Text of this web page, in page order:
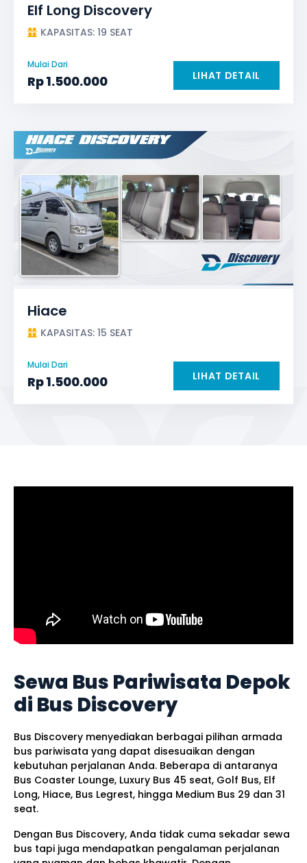
Elf Long Discovery
KAPASITAS: 19 SEAT
Mulai Dari
Rp1.500.000 LIHAT DETAIL
Hiace
KAPASITAS: 15 SEAT
Mulai Dari
Rp1.500.000 LIHAT DETAIL
Sewa Bus Pariwisata Depok
di Bus Discovery
Bus Discovery menyediakan berbagai pilihan armada
bus pariwisata yang dapat disesuaikan dengan
kebutuhan perjalanan Anda. Beberapa di antaranya
Bus Coaster Lounge, Luxury Bus 45 seat, Golf Bus, Elf
Long, Hiace, Bus Legrest, hingga Medium Bus 29 dan 31
seat.
Dengan Bus Discovery, Anda tidak cuma sekadar sewa
bus tapi juga mendapatkan pengalaman perjalanan